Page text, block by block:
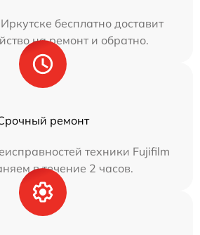
бесплатно доставит
на ремонт и обратно.
ремонт
техники Fujifilm
в течение 2 часов.